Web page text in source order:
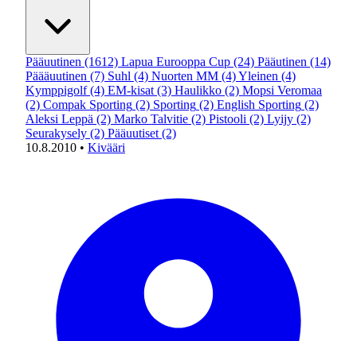
Pääuutinen (1612) Lapua Eurooppa Cup (24) Pääutinen (14)
Päääuutinen (7) Suhl (4) Nuorten MM (4)Yleinen (4)
Kymppigolf (4) EM-kisat (3) Haulikko (2) Mopsi Veromaa
(2) Compak Sporting (2) Sporting (2) English Sporting (2)
Aleksi Leppä (2) Marko Talvitie (2) Pistooli (2) Lyijy (2)
Seurakysely (2) Pääuutiset (2)
10.8.2010 • Kivääri